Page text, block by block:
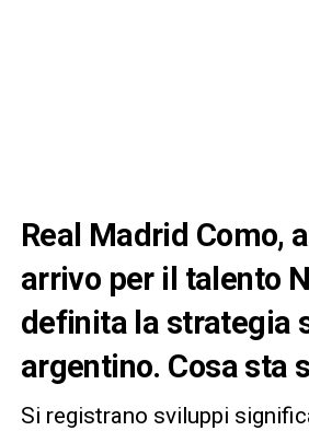
Real Madrid Como,
arrivo per il talento
definita la strategia
argentino. Cosa sta
Si registrano sviluppi